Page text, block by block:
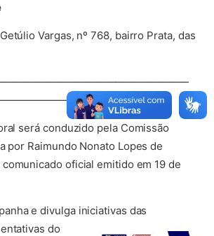
Vargas, nº 768, bairro Prata, das
será conduzido pela Comissão
por Raimundo Nonato Lopes de
oficial emitido em 19 de
e divulga iniciativas das
do